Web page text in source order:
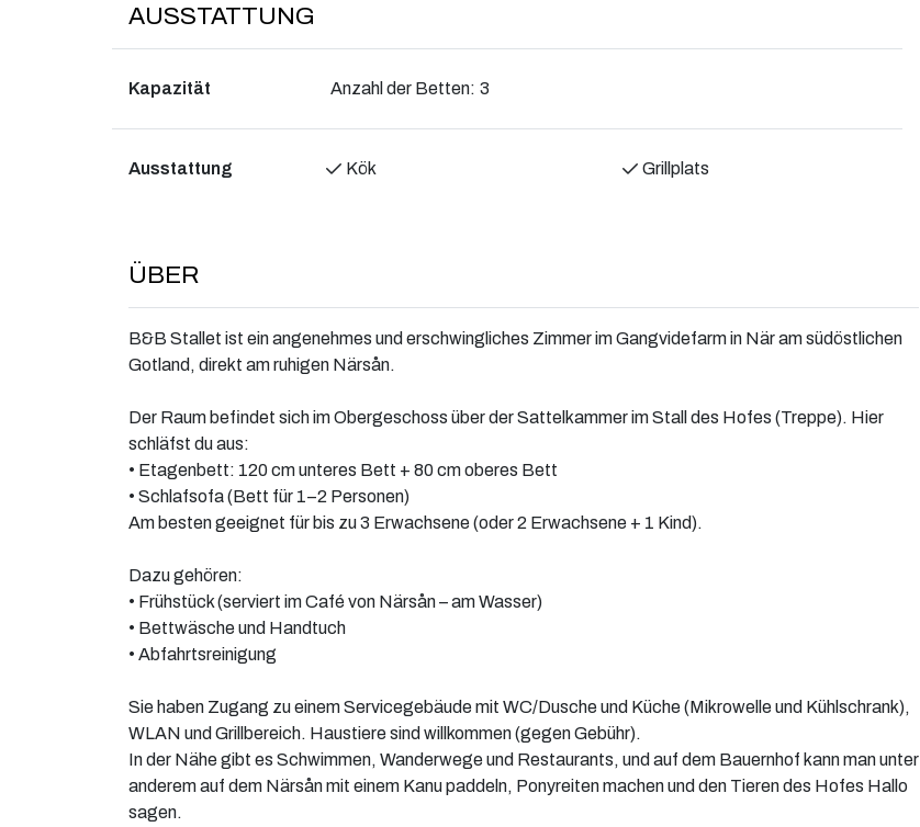
AUSSTATTUNG
Kapazität Anzahl der Betten: 3
Ausstattung Kök Grillplats
ÜBER
B&B Stallet ist ein angenehmes und erschwingliches Zimmer im Gangvidefarm in När am südöstlichen
Gotland, direkt am ruhigen Närsån.
Der Raum befindet sich im Obergeschoss über der Sattelkammer im Stall des Hofes (Treppe). Hier
schläfst du aus:
• Etagenbett: 120 cm unteres Bett + 80 cm oberes Bett
• Schlafsofa (Bett für 1–2 Personen)
Am besten geeignet für bis zu 3 Erwachsene (oder 2 Erwachsene + 1 Kind).
Dazu gehören:
• Frühstück (serviert im Café von Närsån – am Wasser)
• Bettwäsche und Handtuch
• Abfahrtsreinigung
Sie haben Zugang zu einem Servicegebäude mit WC/Dusche und Küche (Mikrowelle und Kühlschrank),
WLAN und Grillbereich. Haustiere sind willkommen (gegen Gebühr).
In der Nähe gibt es Schwimmen, Wanderwege und Restaurants, und auf dem Bauernhof kann man unter
anderem auf dem Närsån mit einem Kanu paddeln, Ponyreiten machen und den Tieren des Hofes Hallo
sagen.